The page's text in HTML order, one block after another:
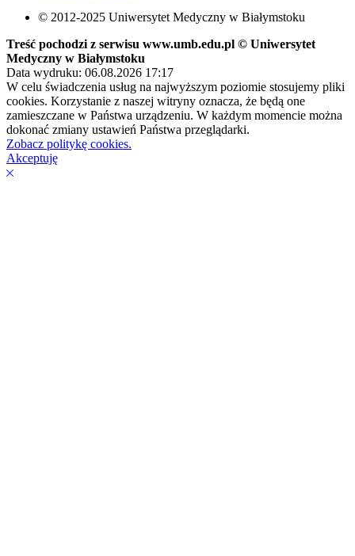
© 2012-2025 Uniwersytet Medyczny w Białymstoku
Treść pochodzi z serwisu www.umb.edu.pl © Uniwersytet
Medyczny w Białymstoku
Data wydruku: 06.08.2026 17:17
W celu świadczenia usług na najwyższym poziomie stosujemy pliki
cookies. Korzystanie z naszej witryny oznacza, że będą one
zamieszczane w Państwa urządzeniu. W każdym momencie można
dokonać zmiany ustawień Państwa przeglądarki.
Zobacz politykę cookies.
Akceptuję